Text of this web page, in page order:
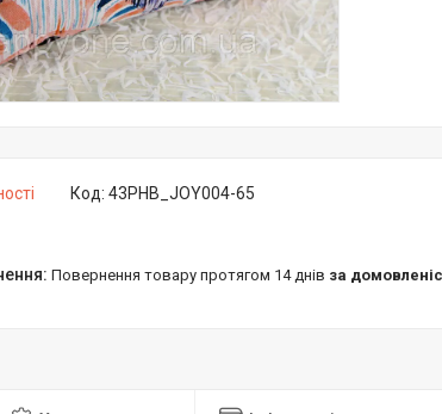
Код: 43PHB_JOY004-65
повернення товару протягом 14 днів за